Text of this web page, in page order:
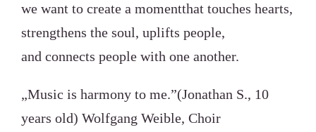
we want to create a momentthat touches hearts,
strengthens the soul, uplifts people,
and connects people with one another.
„Music is harmony to me.”(Jonathan S., 10
years old) Wolfgang Weible, Choir